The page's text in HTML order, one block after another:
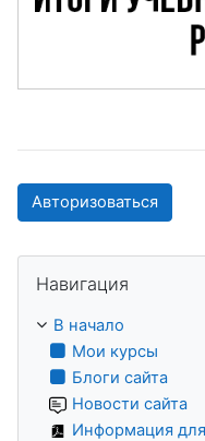
Авторизоваться
Навигация
В начало
Мои курсы
Блоги сайта
Новости сайта
Информация